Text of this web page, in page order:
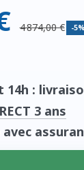
4 874,00 € -
14h :
3 ans